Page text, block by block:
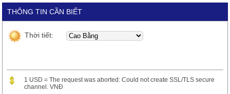
THÔNG TIN CẦN BIẾT
Thời tiết:
1 USD = The request was aborted: Could not create SSL/TLS secure
channel. VNĐ